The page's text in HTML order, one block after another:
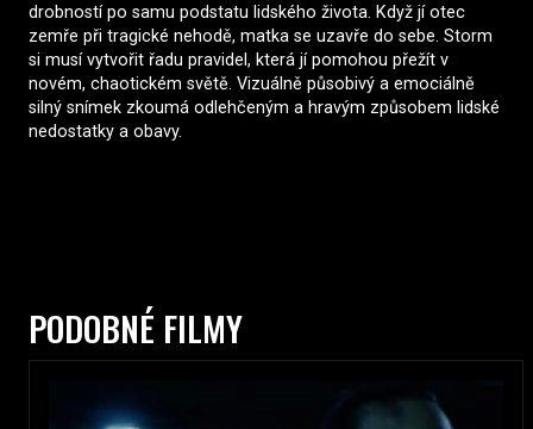
drobností po samu podstatu lidského života. Když jí otec
zemře při tragické nehodě, matka se uzavře do sebe. Storm
si musí vytvořit řadu pravidel, která jí pomohou přežít v
novém, chaotickém světě. Vizuálně působivý a emociálně
silný snímek zkoumá odlehčeným a hravým způsobem lidské
nedostatky a obavy.
PODOBNÉ FILMY